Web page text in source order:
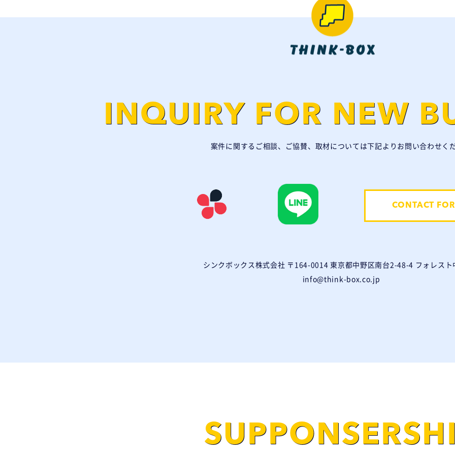
INQUIRY FOR NEW
案件に関するご相談、ご協賛、取材については下記よりお問い合わせく
CONTACT
シンクボックス株式会社 〒164-0014 東京都中野区南台2-48-4 フォレスト
info@think-box.co.jp